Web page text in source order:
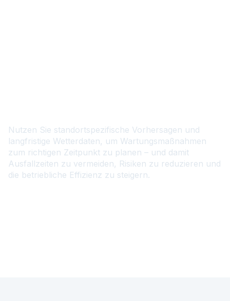
Nutzen Sie standortspezifische Vorhersagen und
langfristige Wetterdaten, um Wartungsmaßnahmen
zum richtigen Zeitpunkt zu planen – und damit
Ausfallzeiten zu vermeiden, Risiken zu reduzieren und
die betriebliche Effizienz zu steigern.